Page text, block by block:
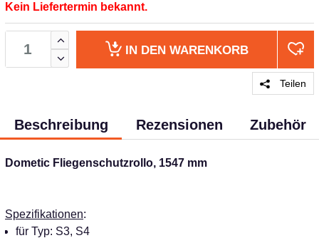
Kein Liefertermin bekannt.
IN DEN WARENKORB
Teilen
Beschreibung Rezensionen Zubehör
Dometic Fliegenschutzrollo, 1547 mm
Spezifikationen:
für Typ: S3, S4